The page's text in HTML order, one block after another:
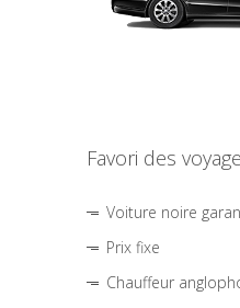
Favori des
Voiture noire
Prix fixe
Chauffeur